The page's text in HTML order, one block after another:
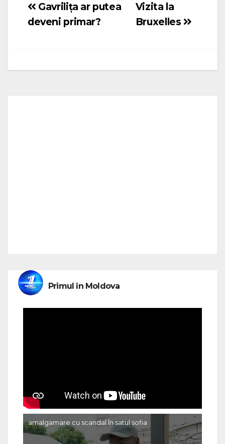
Navigare
în
Vizita la
Bruxelles
Gavrilița ar putea
deveni primar?
Primul în Moldova
amalgamare cu scandal în satul sofia